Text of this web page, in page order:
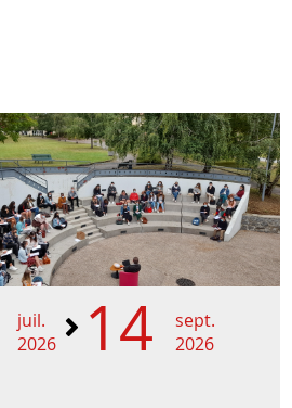
juil.
2026
14
sept.
2026